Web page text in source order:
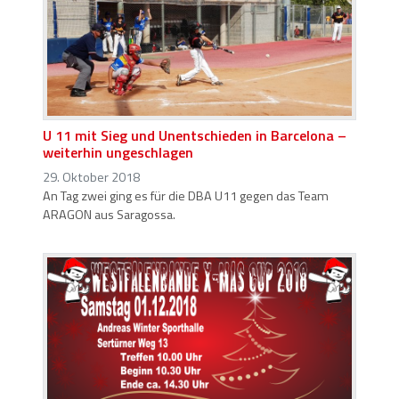
U 11 mit Sieg und Unentschieden in Barcelona –
weiterhin ungeschlagen
29. Oktober 2018
An Tag zwei ging es für die DBA U11 gegen das Team
ARAGON aus Saragossa.